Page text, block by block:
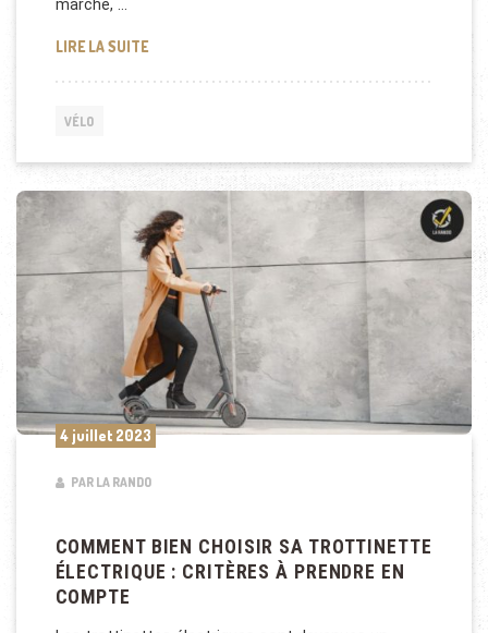
marché, …
LIRE LA SUITECOMMENT CHOISIR LE VÉLO ÉLECTRIQUE ADAPTÉ
VÉLO
4 juillet 2023
PAR LA RANDO
COMMENT BIEN CHOISIR SA TROTTINETTE
ÉLECTRIQUE : CRITÈRES À PRENDRE EN
COMPTE